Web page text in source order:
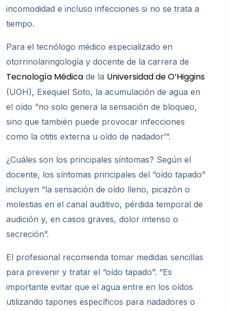
incomodidad e incluso infecciones si no se trata a
tiempo.
Para el tecnólogo médico especializado en
otorrinolaringología y docente de la carrera de
Tecnología Médica de la Universidad de O’Higgins
(UOH), Exequiel Soto, la acumulación de agua en
el oído “no solo genera la sensación de bloqueo,
sino que también puede provocar infecciones
como la otitis externa u oído de nadador’”.
¿Cuáles son los principales síntomas? Según el
docente, los síntomas principales del “oído tapado”
incluyen “la sensación de oído lleno, picazón o
molestias en el canal auditivo, pérdida temporal de
audición y, en casos graves, dolor intenso o
secreción”.
El profesional recomienda tomar medidas sencillas
para prevenir y tratar el “oído tapado”. “Es
importante evitar que el agua entre en los oídos
utilizando tapones específicos para nadadores o